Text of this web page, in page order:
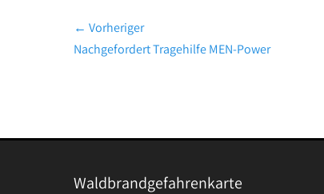
Beitragsnavigation
← Vorheriger
Vorheriger
Nachgefordert Tragehilfe MEN-Power
Waldbrandgefahrenkarte